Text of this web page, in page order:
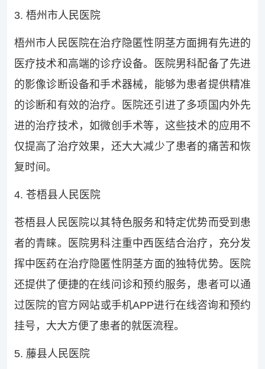
3. 梧州市人民医院
梧州市人民医院在治疗隐匿性阴茎方面拥有先进的
医疗技术和高端的诊疗设备。医院男科配备了先进
的影像诊断设备和手术器械，能够为患者提供精准
的诊断和有效的治疗。医院还引进了多项国内外先
进的治疗技术，如微创手术等，这些技术的应用不
仅提高了治疗效果，还大大减少了患者的痛苦和恢
复时间。
4. 苍梧县人民医院
苍梧县人民医院以其特色服务和特定优势而受到患
者的青睐。医院男科注重中西医结合治疗，充分发
挥中医药在治疗隐匿性阴茎方面的独特优势。医院
还提供了便捷的在线问诊和预约服务，患者可以通
过医院的官方网站或手机APP进行在线咨询和预约
挂号，大大方便了患者的就医流程。
5. 藤县人民医院